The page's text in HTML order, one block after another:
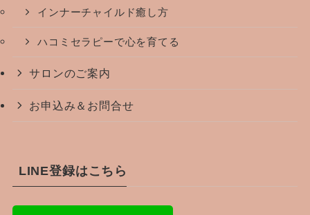
インナーチャイルド癒し方
ハコミセラピーで心を育てる
サロンのご案内
お申込み＆お問合せ
LINE登録はこちら